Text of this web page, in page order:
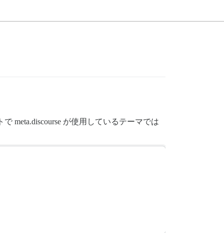
meta.discourse が使用しているテーマでは